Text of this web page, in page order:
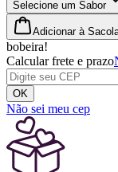
Selecione um Sabor
Adicionar à
bobeira!
Calcular frete e prazo
OK
Não sei meu cep